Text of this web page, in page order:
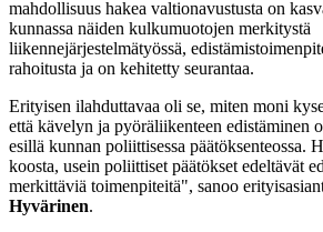
mahdollisuus hakea valtionavustusta on
kunnassa näiden kulkumuotojen merkitystä
liikennejärjestelmätyössä,
rahoitusta ja on kehitetty seurantaa.
Erityisen ilahduttavaa oli se, miten moni
että kävelyn ja pyöräliikenteen edistäminen
esillä kunnan poliittisessa päätöksenteossa.
koosta, usein poliittiset päätökset edeltävät
merkittäviä toimenpiteitä", sanoo
Hyvärinen.